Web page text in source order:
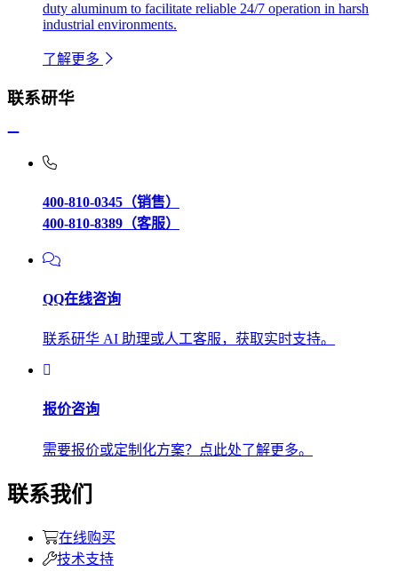
duty aluminum to facilitate reliable 24/7 operation in harsh
industrial environments.
了解更多
联系研华
400-810-0345（销售）
400-810-8389（客服）
QQ在线咨询
联系研华 AI 助理或人工客服，获取实时支持。
报价咨询
需要报价或定制化方案？点此处了解更多。
联系我们
在线购买
技术支持